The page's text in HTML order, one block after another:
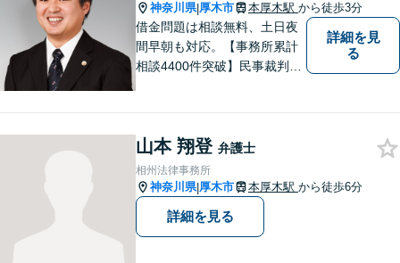
神奈川県|厚木市 本厚木駅 から徒歩3分
借金問題は相談無料、土日夜
間早朝も対応。【事務所累計
相談4400件突破】民事裁判／
詳細を見
る
山本 翔登 弁護士
相州法律事務所
神奈川県|厚木市 本厚木駅 から徒歩6分
詳細を見る